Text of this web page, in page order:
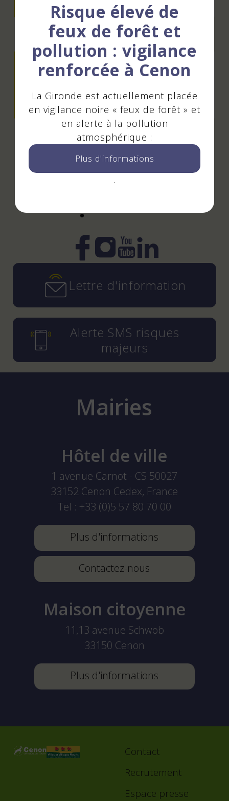
Procédure de catastrophe
naturelle
Suivez-nous
!
Instagram
YouTube
LinkedIn
Lettre d'information
Alerte SMS risques
majeurs
Mairies
Hôtel de ville
1 avenue Carnot - CS 50027
33152 Cenon Cedex, France
Tel : +33 (0)5 57 80 70 00
Plus d'informations
Contactez-nous
Maison citoyenne
11,13 avenue Schwob
33150 Cenon
Plus d'informations
Footer
Contact
Recrutement
Espace presse
Risque élevé de
feux de forêt et
pollution : vigilance
renforcée à Cenon
La Gironde est actuellement placée
en vigilance noire « feux de forêt » et
en alerte à la pollution
atmosphérique :
Plus d'informations
.